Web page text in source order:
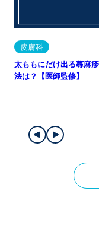
皮膚科
太ももにだけ出る蕁麻
法は？【医師監修】